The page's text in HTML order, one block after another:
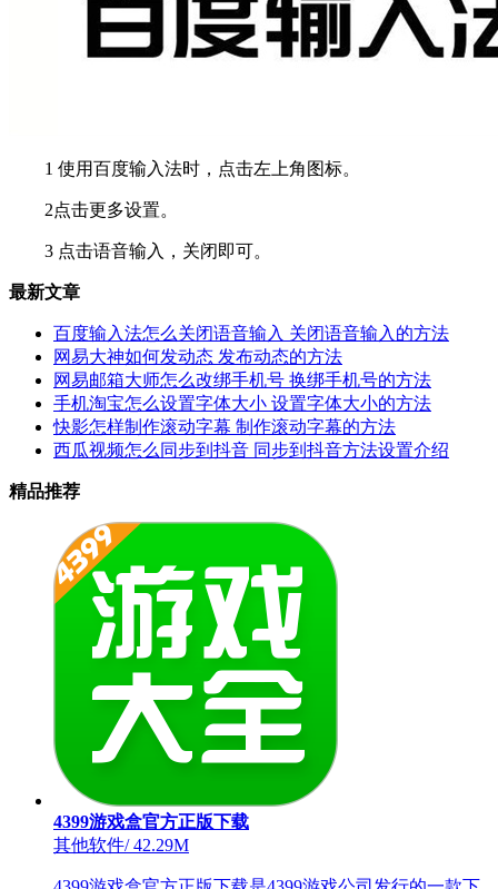
1 使用百度输入法时，点击左上角图标。
2点击更多设置。
3 点击语音输入，关闭即可。
最新文章
百度输入法怎么关闭语音输入 关闭语音输入的方法
网易大神如何发动态 发布动态的方法
网易邮箱大师怎么改绑手机号 换绑手机号的方法
手机淘宝怎么设置字体大小 设置字体大小的方法
快影怎样制作滚动字幕 制作滚动字幕的方法
西瓜视频怎么同步到抖音 同步到抖音方法设置介绍
精品推荐
4399游戏盒官方正版下载
其他软件/42.29M